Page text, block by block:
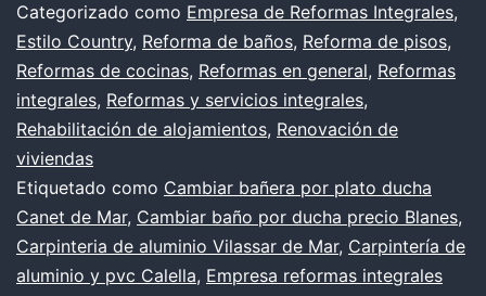
de
3
y
2
Categorizado como Empresa de Reformas Integrales,
Estilo Country, Reforma de baños, Reforma de pisos,
Reformas de cocinas, Reformas en general, Reformas
integrales, Reformas y servicios integrales,
Rehabilitación de alojamientos, Renovación de
viviendas
Etiquetado como Cambiar bañera por plato ducha
Canet de Mar, Cambiar baño por ducha precio Blanes,
Carpinteria de aluminio Vilassar de Mar, Carpintería de
aluminio y pvc Calella, Empresa reformas integrales